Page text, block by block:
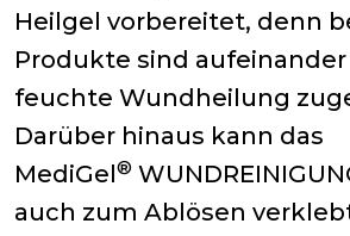
Heilgel vorbereitet, denn
Produkte sind
feuchte Wundheilung
Darüber hinaus kann das
MediGel ®
auch zum Ablösen